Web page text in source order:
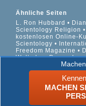
MACHEN
Ähnliche Seiten
L. Ron Hubbard
Scientology Religion
kostenlosen Online-
Scientology
Freedom Magazine
Welt ohne
for Human Rights
© 2026 Scientology
vorbehalten.
Nutzungsbedingungen